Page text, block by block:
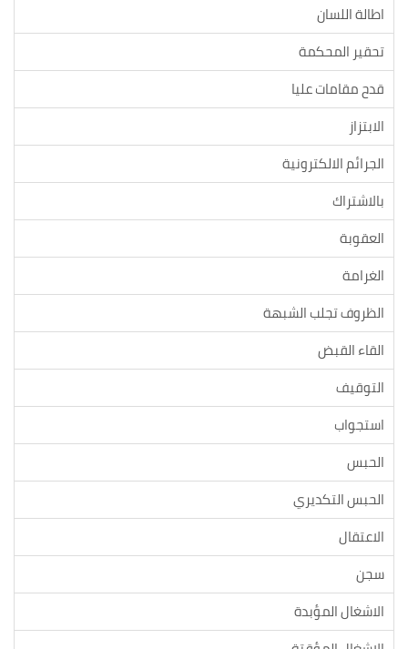
اطالة اللسان
تحقير المحكمة
قدح مقامات عليا
الابتزاز
الجرائم الالكترونية
بالاشتراك
العقوبة
الغرامة
الظروف تجلب الشبهة
القاء القبض
التوقيف
استجواب
الحبس
الحبس التكديري
الاعتقال
سجن
الاشغال المؤبدة